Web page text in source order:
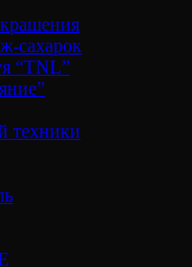
сахарок
“TNL”
техники